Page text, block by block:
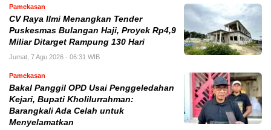
Pamekasan
CV Raya Ilmi Menangkan Tender
Puskesmas Bulangan Haji, Proyek Rp4,9
Miliar Ditarget Rampung 130 Hari
Jumat, 7 Agu 2026 - 06:31 WIB
Pamekasan
Bakal Panggil OPD Usai Penggeledahan
Kejari, Bupati Kholilurrahman:
Barangkali Ada Celah untuk
Menyelamatkan